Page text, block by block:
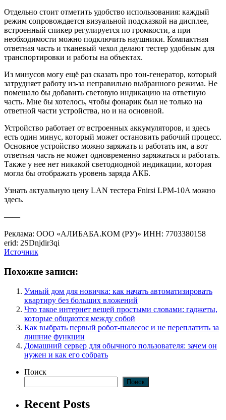
Отдельно стоит отметить удобство использования: каждый
режим сопровождается визуальной подсказкой на дисплее,
встроенный спикер регулируется по громкости, а при
необходимости можно подключить наушники. Компактная
ответная часть и тканевый чехол делают тестер удобным для
транспортировки и работы на объектах.
Из минусов могу ещё раз сказать про тон-генератор, который
затрудняет работу из-за неправильно выбранного режима. Не
помешало бы добавить световую индикацию на ответную
часть. Мне бы хотелось, чтобы фонарик был не только на
ответной части устройства, но и на основной.
Устройство работает от встроенных аккумуляторов, и здесь
есть один минус, который может остановить рабочий процесс.
Основное устройство можно заряжать и работать им, а вот
ответная часть не может одновременно заряжаться и работать.
Также у нее нет никакой светодиодной индикации, которая
могла бы отображать уровень заряда АКБ.
Узнать актуальную цену LAN тестера Fnirsi LPM-10A можно
здесь.
——
Реклама: ООО «АЛИБАБА.КОМ (РУ)» ИНН: 7703380158
erid: 2SDnjdir3qi
Источник
Похожие записи:
Умный дом для новичка: как начать автоматизировать
квартиру без больших вложений
Что такое интернет вещей простыми словами: гаджеты,
которые общаются между собой
Как выбрать первый робот-пылесос и не переплатить за
лишние функции
Домашний сервер для обычного пользователя: зачем он
нужен и как его собрать
Поиск
Поиск
Recent Posts